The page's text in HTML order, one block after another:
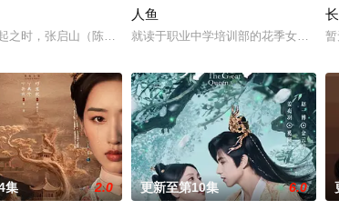
频向米良宣告：婚不结了。鹿鸣村开了锅，村民大骂麦香是叛
之时，张启山（陈伟霆 饰）与吴老狗（曾舜晞 饰）强强联手，
人鱼
就读于职业中学培训部的花季女生苏琳
集 2.0 更新至第10集 6.0